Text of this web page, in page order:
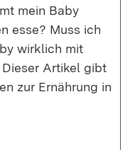
mein Baby
esse? Muss ich
wirklich mit
Artikel gibt
zur Ernährung in